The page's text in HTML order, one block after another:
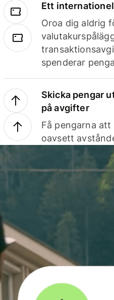
Ett
Oroa dig aldrig
spenderar
Skicka pengar
på avgifter
Få pengarna att
oavsett